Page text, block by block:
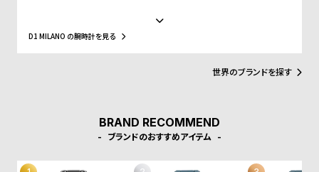
ン
い
970年代のイタリアンなクリアラインと美的感覚にインスパイアさ
れたデザインは、流行を追いかける全ての人々にとってのマストア
イテムとなることでしょう。Forbesによって、ファッションを再定
義する若いイタリアンブランドのトップ10にノミネートされまし
た。その中にはGQやVogue、Elle、Esquireなどファッション業界
D1 MILANO の腕時計を見る
世界のブランドを探す
BRAND RECOMMEND
ブランドのおすすめアイテム